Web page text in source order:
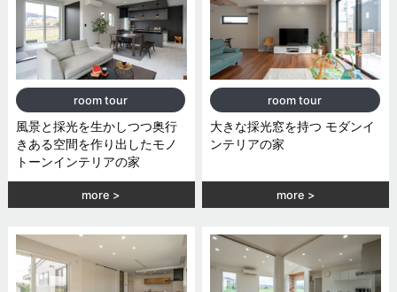
room tour
風景と採光を生かしつつ奥行
きある空間を作り出したモノ
トーンインテリアの家
more
room tour
大きな採光窓を持つ モダンイ
ンテリアの家
more